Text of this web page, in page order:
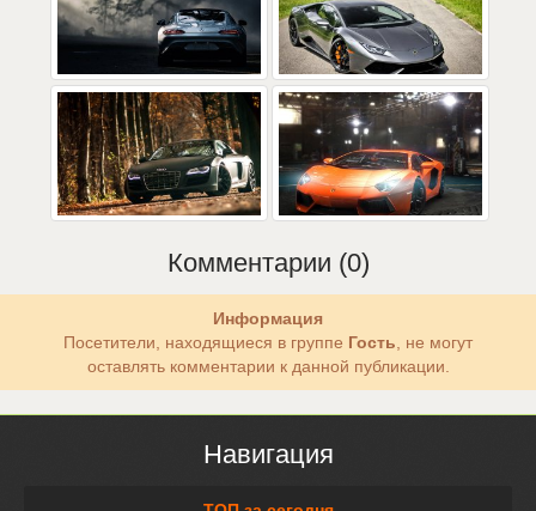
Комментарии (0)
Информация
Посетители, находящиеся в группе Гость , не могут
оставлять комментарии к данной публикации.
Навигация